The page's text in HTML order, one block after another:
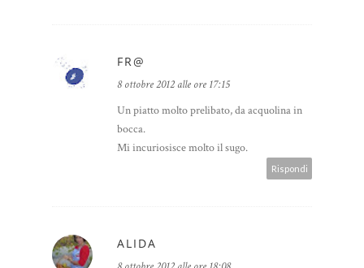
FR@
8 ottobre 2012 alle ore 17:15
Un piatto molto prelibato, da acquolina in
bocca.
Mi incuriosisce molto il sugo.
Rispondi
ALIDA